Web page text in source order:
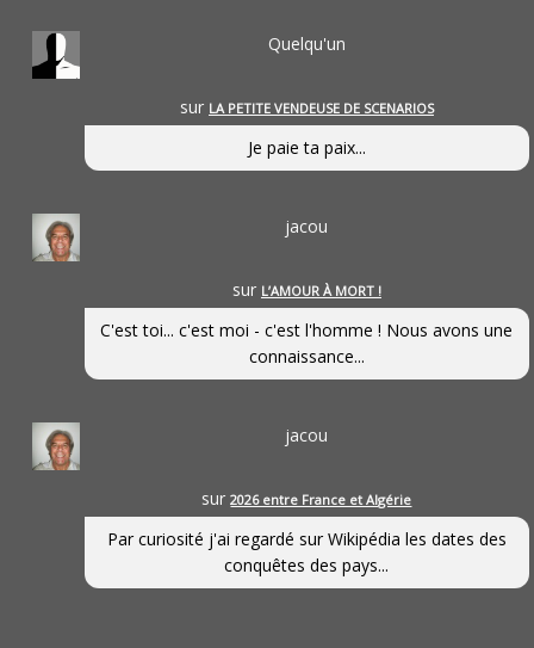
Quelqu'un
sur LA PETITE VENDEUSE DE SCENARIOS
Je paie ta paix...
jacou
sur L’AMOUR À MORT !
C'est toi... c'est moi - c'est l'homme ! Nous avons une
connaissance...
jacou
sur2026 entre France et Algérie
Par curiosité j'ai regardé sur Wikipédia les dates des
conquêtes des pays...